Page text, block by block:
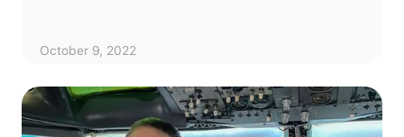
October 9, 2022